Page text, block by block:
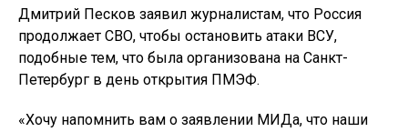
Дмитрий Песков заявил журналистам, что Россия
продолжает СВО, чтобы остановить атаки ВСУ,
подобные тем, что была организована на Санкт-
Петербург в день открытия ПМЭФ.
«Хочу напомнить вам о заявлении МИДа, что наши